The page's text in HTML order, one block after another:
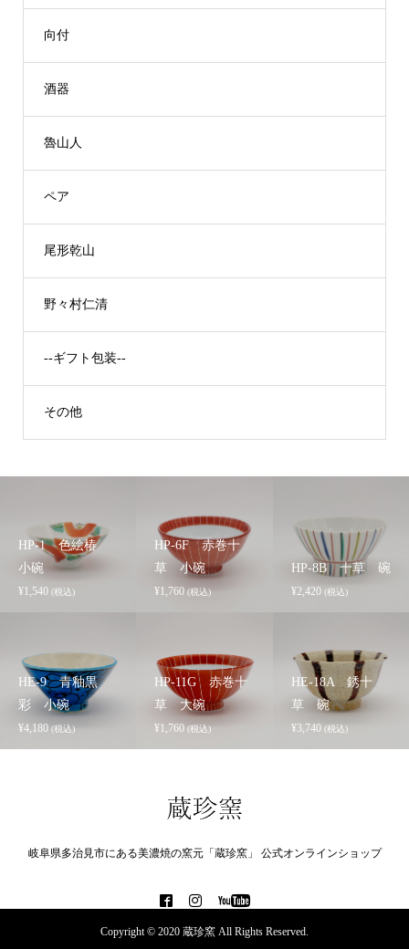
向付
酒器
魯山人
ペア
尾形乾山
野々村仁清
--ギフト包装--
その他
HP-1 色絵椿
小碗
¥1,540 (税込)
HP-6F 赤巻十
草 小碗
¥1,760 (税込)
HP-8B 十草 碗
¥2,420 (税込)
HE-9 青釉黒
彩 小碗
¥4,180 (税込)
HP-11G 赤巻十
草 大碗
¥1,760 (税込)
HE-18A 銹十
草 碗
¥3,740 (税込)
岐阜県多治見市にある美濃焼の窯元「蔵珍窯」 公式オンラインショップ
Copyright © 2020 蔵珍窯 All Rights Reserved.